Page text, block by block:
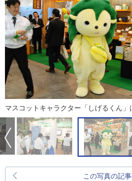
マスコットキャラクター「しげるくん」
この写真の記